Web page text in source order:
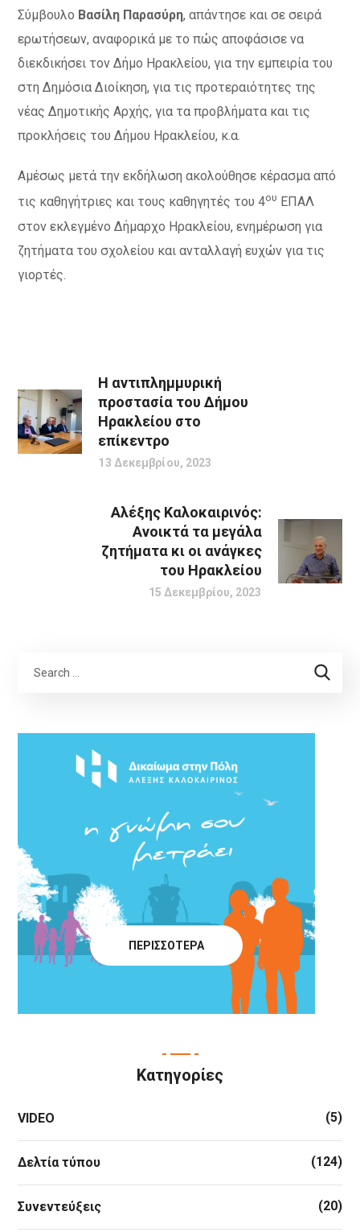
Σύμβουλο Βασίλη Παρασύρη, απάντησε και σε σειρά
ερωτήσεων, αναφορικά με το πώς αποφάσισε να
διεκδικήσει τον Δήμο Ηρακλείου, για την εμπειρία του
στη Δημόσια Διοίκηση, για τις προτεραιότητες της
νέας Δημοτικής Αρχής, για τα προβλήματα και τις
προκλήσεις του Δήμου Ηρακλείου, κ.α.
Αμέσως μετά την εκδήλωση ακολούθησε κέρασμα από
τις καθηγήτριες και τους καθηγητές του 4ου ΕΠΑΛ
στον εκλεγμένο Δήμαρχο Ηρακλείου, ενημέρωση για
ζητήματα του σχολείου και ανταλλαγή ευχών για τις
γιορτές.
Η αντιπλημμυρική
προστασία του Δήμου
Ηρακλείου στο
επίκεντρο
13 Δεκεμβρίου, 2023
Αλέξης Καλοκαιρινός:
Ανοικτά τα μεγάλα
ζητήματα κι οι ανάγκες
του Ηρακλείου
15 Δεκεμβρίου, 2023
ΠΕΡΙΣΣΟΤΕΡΑ
Κατηγορίες
VIDEO (5)
Δελτία τύπου (124)
Συνεντεύξεις (20)